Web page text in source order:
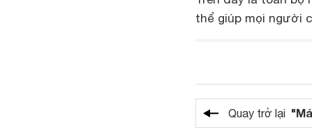
thể giúp mọi người
Quay trở lại